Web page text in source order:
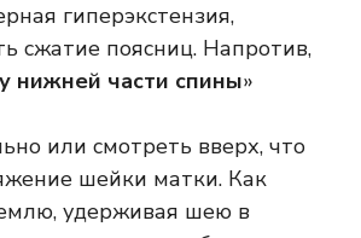
гиперэкстензия,
сжатие поясниц. Напротив,
нижней части спины»
или смотреть вверх, что
шейки матки. Как
удерживая шею в